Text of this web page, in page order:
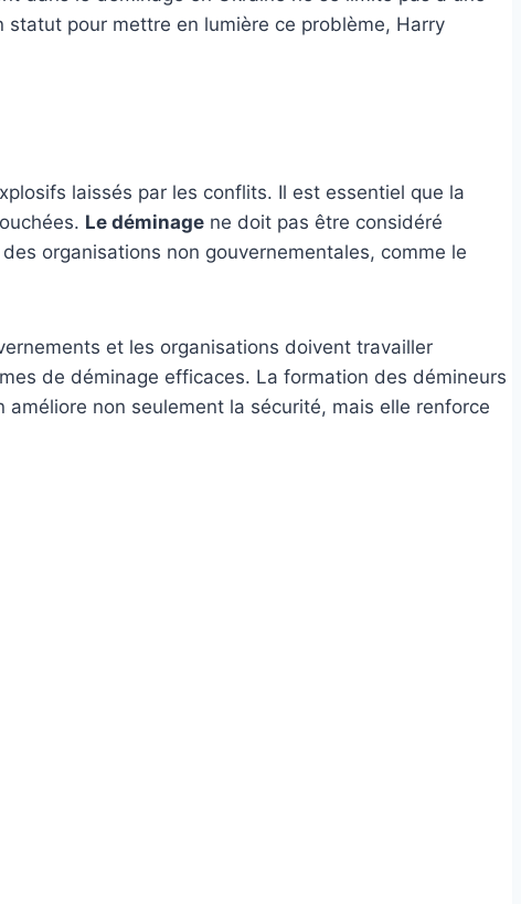
pour mettre en lumière ce problème, Harry
laissés par les conflits. Il est essentiel que la
Le déminage ne doit pas être considéré
organisations non gouvernementales, comme le
et les organisations doivent travailler
de déminage efficaces. La formation des démineurs
non seulement la sécurité, mais elle renforce